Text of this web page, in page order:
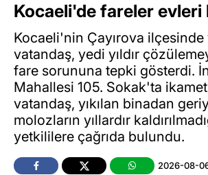
Kocaeli'de fareler evleri
Kocaeli'nin Çayırova
vatandaş, yedi yıldır
fare sorununa tepki gösterdi.
Mahallesi 105. Sokak'ta
vatandaş, yıkılan binadan
molozların yıllardır
yetkililere çağrıda bulundu.
2026-08-